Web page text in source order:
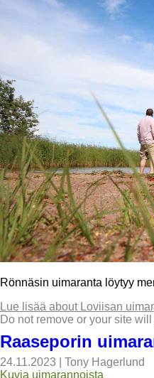
Rönnäsin uimaranta löytyy
Lue lisää about Loviisan
Do not remove or your site
Raaseporin
24.11.2023
Tony Hagerlund
Kuvia uimarannoista